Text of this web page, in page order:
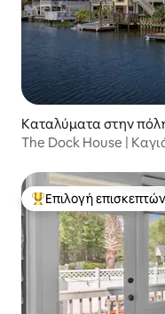
Καταλύματα στην
ve
The Dock House |
Κορυφαία επιλογή
Επιλογή επισκεπτών